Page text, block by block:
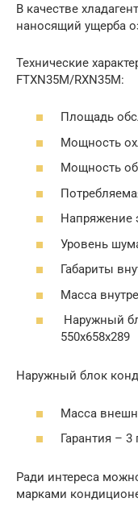
В качестве
наносящий ущерба
Технические
FTXN35M/RXN35M:
Площадь
Мощность
Мощность
Напряжение
Уровень
Габариты
Масса
Наружный
550x658x289
Наружный блок
Масса
Гарантия – 3
Ради интереса
марками